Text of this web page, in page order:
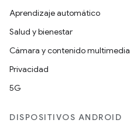
Aprendizaje automático
Salud y bienestar
Cámara y contenido multimedia
Privacidad
5G
DISPOSITIVOS ANDROID